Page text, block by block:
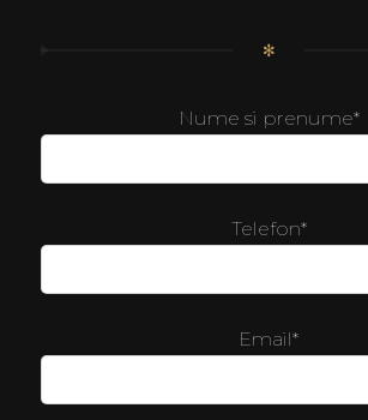
✻
Nume si prenume*
Telefon*
Email*